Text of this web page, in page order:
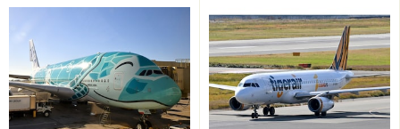
レジットカードを収納できる、軽い素材のものが適して
います。万一、盗まれても後悔しない程度の安いお財布
にしておくこと。また、滞在先の通貨に慣れるまでは、
紙幣で支払うことが多く、お釣りのコインがどんどんた
まってしまうもの。小銭入れを別に持っていると便利で